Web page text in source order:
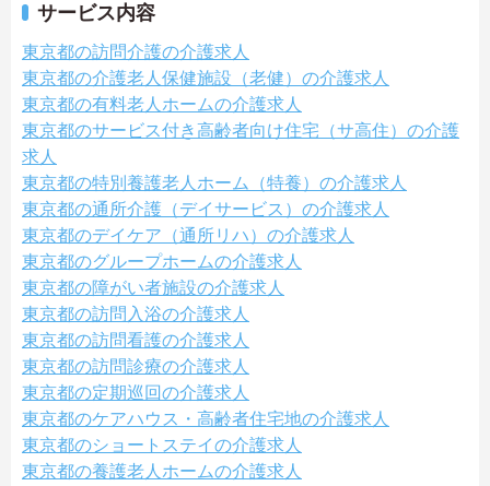
サービス内容
東京都の訪問介護の介護求人
東京都の介護老人保健施設（老健）の介護求人
東京都の有料老人ホームの介護求人
東京都のサービス付き高齢者向け住宅（サ高住）の介護
求人
東京都の特別養護老人ホーム（特養）の介護求人
東京都の通所介護（デイサービス）の介護求人
東京都のデイケア（通所リハ）の介護求人
東京都のグループホームの介護求人
東京都の障がい者施設の介護求人
東京都の訪問入浴の介護求人
東京都の訪問看護の介護求人
東京都の訪問診療の介護求人
東京都の定期巡回の介護求人
東京都のケアハウス・高齢者住宅地の介護求人
東京都のショートステイの介護求人
東京都の養護老人ホームの介護求人